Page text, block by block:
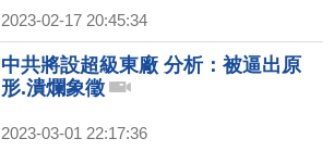
2023-02-17 20:45:34
中共將設超級東廠 分析：被逼出原
形.潰爛象徵
2023-03-01 22:17:36